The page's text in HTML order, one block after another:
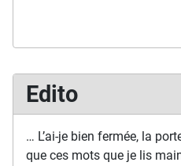
Edito
… L’ai-je bien fermée, la
que ces mots que je lis